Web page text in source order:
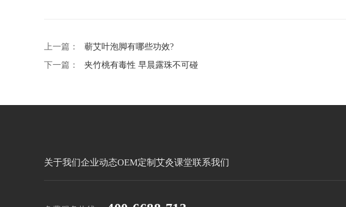
上一篇：
蕲艾叶泡脚有哪些功效?
下一篇：
夹竹桃有毒性 早晨露珠不可碰
关于我们企业动态OEM定制 艾灸课堂联系我们